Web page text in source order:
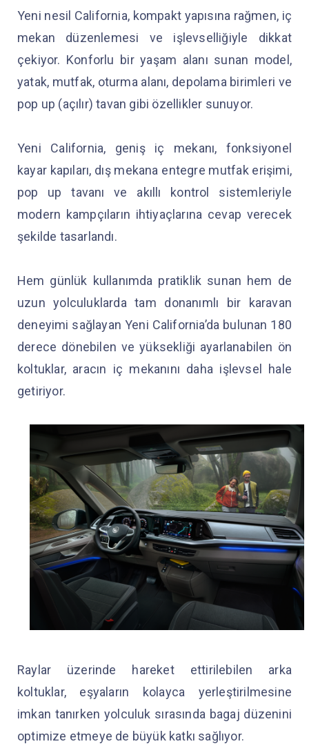
Yeni nesil California, kompakt yapısına rağmen, iç
mekan düzenlemesi ve işlevselliğiyle dikkat
çekiyor. Konforlu bir yaşam alanı sunan model,
yatak, mutfak, oturma alanı, depolama birimleri ve
pop up (açılır) tavan gibi özellikler sunuyor.
Yeni California, geniş iç mekanı, fonksiyonel
kayar kapıları, dış mekana entegre mutfak erişimi,
pop up tavanı ve akıllı kontrol sistemleriyle
modern kampçıların ihtiyaçlarına cevap verecek
şekilde tasarlandı.
Hem günlük kullanımda pratiklik sunan hem de
uzun yolculuklarda tam donanımlı bir karavan
deneyimi sağlayan Yeni California’da bulunan 180
derece dönebilen ve yüksekliği ayarlanabilen ön
koltuklar, aracın iç mekanını daha işlevsel hale
getiriyor.
Raylar üzerinde hareket ettirilebilen arka
koltuklar, eşyaların kolayca yerleştirilmesine
imkan tanırken yolculuk sırasında bagaj düzenini
optimize etmeye de büyük katkı sağlıyor.